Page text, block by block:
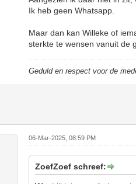
Ik heb geen Whatsapp.
Maar dan kan Willeke of
sterkte te wensen vanuit de
Geduld en respect voor de
06-Mar-2025, 08:59 PM
ZoefZoef schreef: